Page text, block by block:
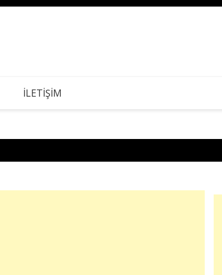
İLETİŞİM